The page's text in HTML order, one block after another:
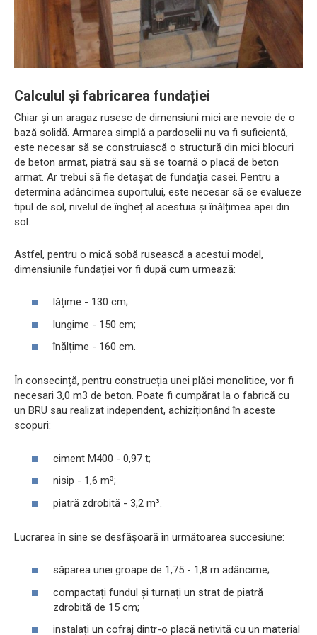
Calculul și fabricarea fundației
Chiar și un aragaz rusesc de dimensiuni mici are nevoie de o
bază solidă. Armarea simplă a pardoselii nu va fi suficientă,
este necesar să se construiască o structură din mici blocuri
de beton armat, piatră sau să se toarnă o placă de beton
armat. Ar trebui să fie detașat de fundația casei. Pentru a
determina adâncimea suportului, este necesar să se evalueze
tipul de sol, nivelul de îngheț al acestuia și înălțimea apei din
sol.
Astfel, pentru o mică sobă rusească a acestui model,
dimensiunile fundației vor fi după cum urmează:
lățime - 130 cm;
lungime - 150 cm;
înălțime - 160 cm.
În consecință, pentru construcția unei plăci monolitice, vor fi
necesari 3,0 m3 de beton. Poate fi cumpărat la o fabrică cu
un BRU sau realizat independent, achiziționând în aceste
scopuri:
ciment M400 - 0,97 t;
nisip - 1,6 m³;
piatră zdrobită - 3,2 m³.
Lucrarea în sine se desfășoară în următoarea succesiune:
săparea unei groape de 1,75 - 1,8 m adâncime;
compactați fundul și turnați un strat de piatră
zdrobită de 15 cm;
instalați un cofraj dintr-o placă netivită cu un material